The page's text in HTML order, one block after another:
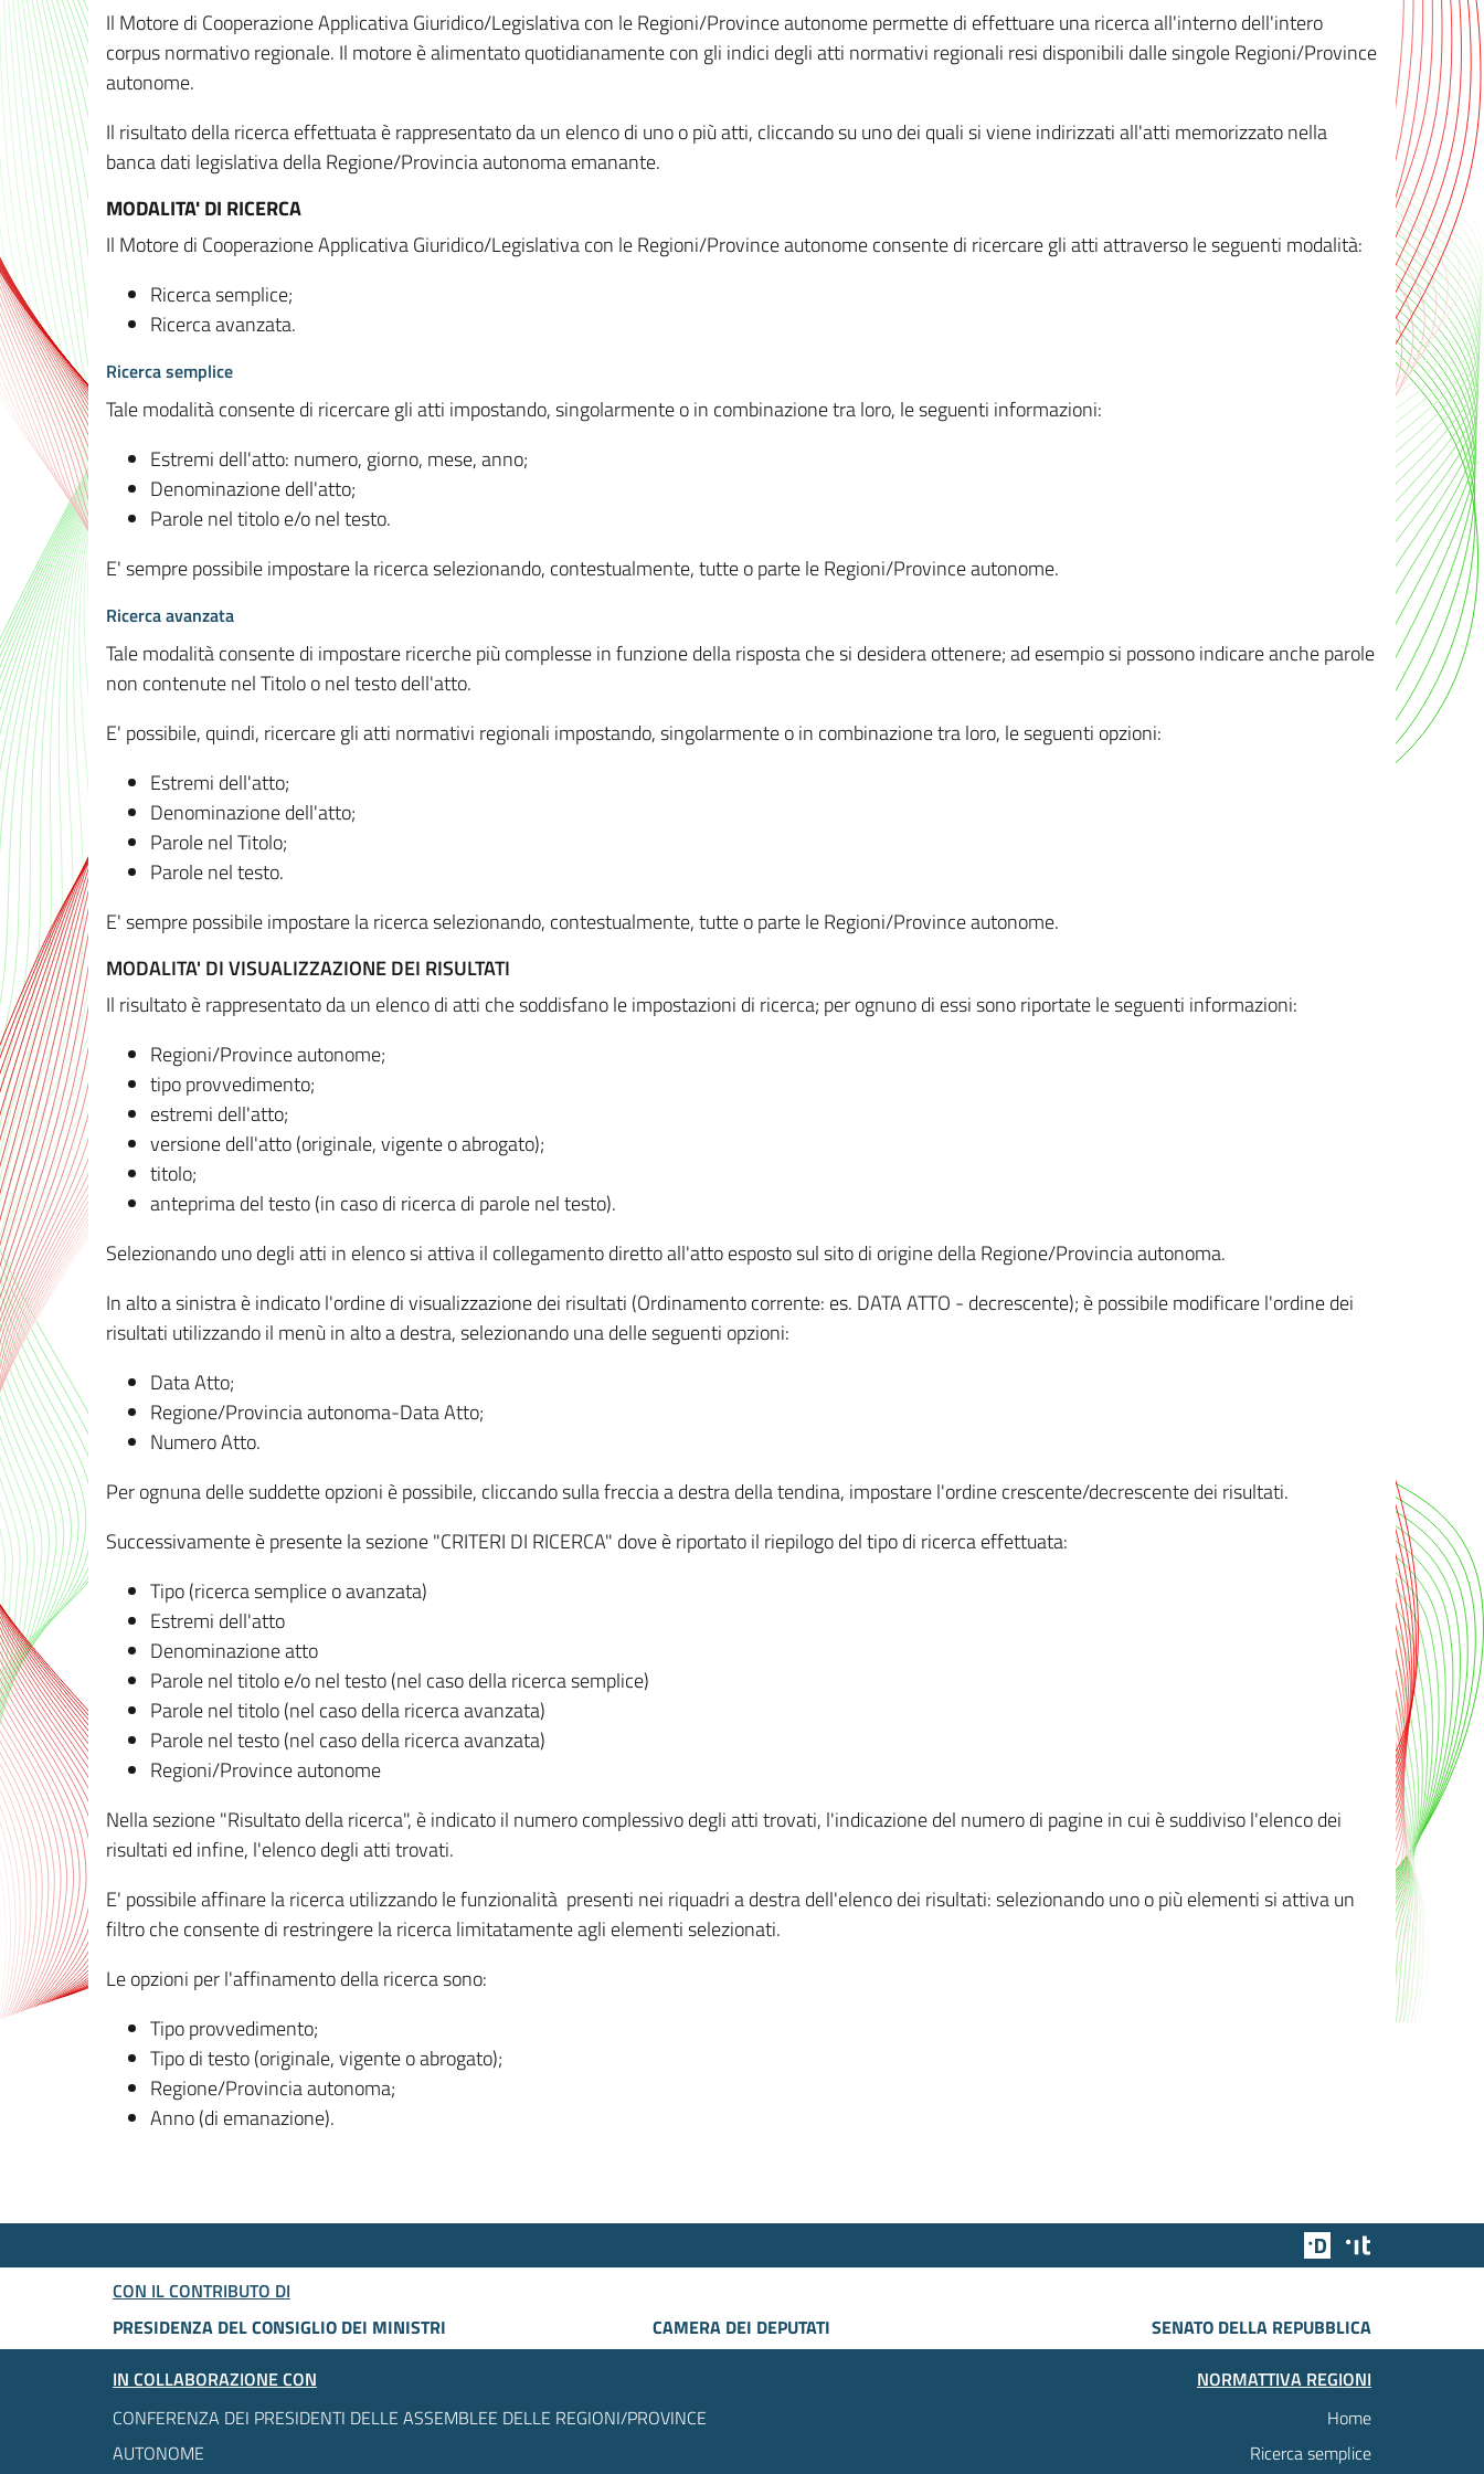
Il Motore di Cooperazione Applicativa Giuridico/Legislativa con le Regioni/Province autonome permette di effettuare una ricerca all'interno dell'intero
corpus normativo regionale. Il motore è alimentato quotidianamente con gli indici degli atti normativi regionali resi disponibili dalle singole Regioni/Province
autonome.
Il risultato della ricerca effettuata è rappresentato da un elenco di uno o più atti, cliccando su uno dei quali si viene indirizzati all'atti memorizzato nella
banca dati legislativa della Regione/Provincia autonoma emanante.
MODALITA' DI RICERCA
Il Motore di Cooperazione Applicativa Giuridico/Legislativa con le Regioni/Province autonome consente di ricercare gli atti attraverso le seguenti modalità:
Ricerca semplice;
Ricerca avanzata.
Ricerca semplice
Tale modalità consente di ricercare gli atti impostando, singolarmente o in combinazione tra loro, le seguenti informazioni:
Estremi dell'atto: numero, giorno, mese, anno;
Denominazione dell'atto;
Parole nel titolo e/o nel testo.
E' sempre possibile impostare la ricerca selezionando, contestualmente, tutte o parte le Regioni/Province autonome.
Ricerca avanzata
Tale modalità consente di impostare ricerche più complesse in funzione della risposta che si desidera ottenere; ad esempio si possono indicare anche parole
non contenute nel Titolo o nel testo dell'atto.
E' possibile, quindi, ricercare gli atti normativi regionali impostando, singolarmente o in combinazione tra loro, le seguenti opzioni:
Estremi dell'atto;
Denominazione dell'atto;
Parole nel Titolo;
Parole nel testo.
E' sempre possibile impostare la ricerca selezionando, contestualmente, tutte o parte le Regioni/Province autonome.
MODALITA' DI VISUALIZZAZIONE DEI RISULTATI
Il risultato è rappresentato da un elenco di atti che soddisfano le impostazioni di ricerca; per ognuno di essi sono riportate le seguenti informazioni:
Regioni/Province autonome;
tipo provvedimento;
estremi dell'atto;
versione dell'atto (originale, vigente o abrogato);
titolo;
anteprima del testo (in caso di ricerca di parole nel testo).
Selezionando uno degli atti in elenco si attiva il collegamento diretto all'atto esposto sul sito di origine della Regione/Provincia autonoma.
In alto a sinistra è indicato l'ordine di visualizzazione dei risultati (Ordinamento corrente: es. DATA ATTO - decrescente); è possibile modificare l'ordine dei
risultati utilizzando il menù in alto a destra, selezionando una delle seguenti opzioni:
Data Atto;
Regione/Provincia autonoma-Data Atto;
Numero Atto.
Per ognuna delle suddette opzioni è possibile, cliccando sulla freccia a destra della tendina, impostare l'ordine crescente/decrescente dei risultati.
Successivamente è presente la sezione "CRITERI DI RICERCA" dove è riportato il riepilogo del tipo di ricerca effettuata:
Tipo (ricerca semplice o avanzata)
Estremi dell'atto
Denominazione atto
Parole nel titolo e/o nel testo (nel caso della ricerca semplice)
Parole nel titolo (nel caso della ricerca avanzata)
Parole nel testo (nel caso della ricerca avanzata)
Regioni/Province autonome
Nella sezione "Risultato della ricerca", è indicato il numero complessivo degli atti trovati, l'indicazione del numero di pagine in cui è suddiviso l'elenco dei
risultati ed infine, l'elenco degli atti trovati.
E' possibile affinare la ricerca utilizzando le funzionalità presenti nei riquadri a destra dell'elenco dei risultati: selezionando uno o più elementi si attiva un
filtro che consente di restringere la ricerca limitatamente agli elementi selezionati.
Le opzioni per l'affinamento della ricerca sono:
Tipo provvedimento;
Tipo di testo (originale, vigente o abrogato);
Regione/Provincia autonoma;
Anno (di emanazione).
Team Digitale
CON IL CONTRIBUTO DI
PRESIDENZA DEL CONSIGLIO DEI MINISTRI
CAMERA DEI DEPUTATI
SENATO DELLA REPUBBLICA
IN COLLABORAZIONE CON
CONFERENZA DEI PRESIDENTI DELLE ASSEMBLEE DELLE REGIONI/PROVINCE
AUTONOME
NORMATTIVA REGIONI
Home
Ricerca semplice